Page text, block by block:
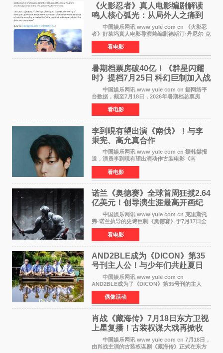
《火影忍者》真人电影编剧解读
鸣人核心弧光：从局外人之痛到
自我觉醒
中国娱乐网讯 www yule com cn 《火影忍
者》好莱坞真人电影导演兼编剧德斯汀·丹尼尔·克
雷顿近日在采访中分享了对主角鸣人成长弧光的
理解，透露电影将深入探索鸣人作为局外人的情
感历程。
看电影
暑期档票房破40亿！《群星闪耀
时》提档7月25日 科幻巨制加入战
中国娱乐网讯 www yule com cn 据网络平
台数据，截至7月18日，2026年暑期档总票房
（含预售）已正式突破40亿元大关，年度总票房
也随之逼近197亿元。超百部中外佳片同台竞技，
点燃了盛夏的电
看电影
李到晛有望出演《南伐》！与李
秉宪、高允真合作
中国娱乐网讯 www yule com cn 据韩媒报
道，演员李到晛有望出演动作古装电影《南
伐》，与李秉宪、高允真合作，引发关注。
该片为动作古装片，讲述朝鲜初期，为了解救被
倭寇绑走的俘虏，9
看电影
诺兰《奥德赛》全球首周狂揽2.64
亿美元！创导演生涯最高开画纪
中国娱乐网讯 www yule com cn 克里斯托
弗·诺兰执导的史诗巨制《奥德赛》于7月17日全
球上映，首周末票房表现远超预期——北美首周
三天粗报1 245亿美元（开画3919馆），全球首周
2 641亿美元
看电影
AND2BLE成为《DICON》第35
号刊主人公！与少年们共赴夏日
之约
中国娱乐网讯 www yule com cn
AND2BLE成为了《DICON》第35号刊的主人
公，本期标题为And The Summer。作为出道后
首次担任杂志画报主角的完整体，AND2BLE用清
澈的少年感与全新的夏天相遇了
偶像活动
肖战《藏海传》7月18日东方卫视
上星复播！古装权谋大戏再掀收
视热潮
中国娱乐网讯 www yule com cn 7月18日，
由肖战主演的古装权谋剧《藏海传》正式在东方